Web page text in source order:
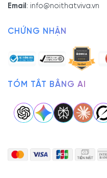
Email : info@noithatviva.vn
CHỨNG NHẬN
TÓM TẮT BẰNG AI